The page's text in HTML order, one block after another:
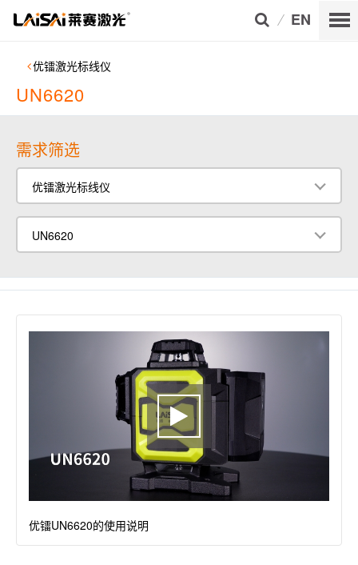
EN
优镭激光标线仪
UN6620
需求筛选
优镭激光标线仪
UN6620
优镭UN6620的使用说明